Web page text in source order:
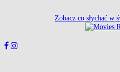
Zobacz co słychać w